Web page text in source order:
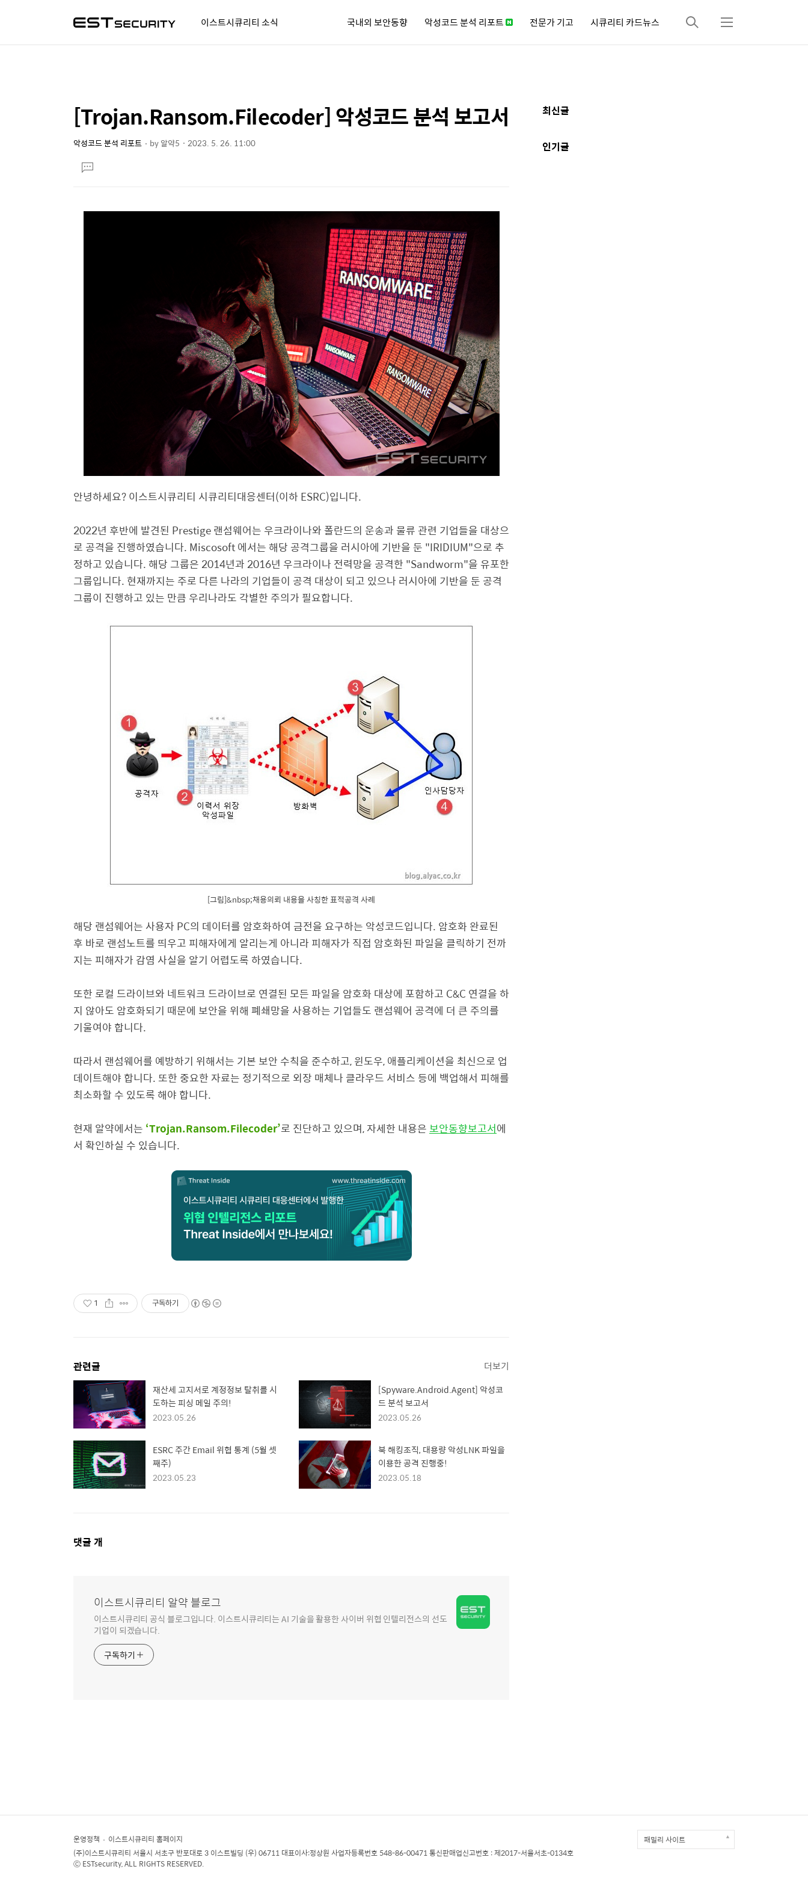
이스트시큐리티 소식 국내외 보안동향 악성코드 분석 리포트 전문가 기고 시큐리티 카드뉴스
검
메
상
세
컨
텐
본
문
제
[Trojan.Ransom.Filecoder] 악성코드 분석 보고서
악성코드 분석 리포트 by알약5 2023. 5. 26. 11:00
문댓
글
안녕하세요? 이스트시큐리티 시큐리티대응센터(이하 ESRC)입니다.
2022년 후반에 발견된 Prestige랜섬웨어는 우크라이나와 폴란드의 운송과 물류 관련 기업들을 대상으
로 공격을 진행하였습니다. Miscosoft에서는 해당 공격그룹을 러시아에 기반을 둔 "IRIDIUM"으로 추
정하고 있습니다. 해당 그룹은 2014년과 2016년 우크라이나 전력망을 공격한 "Sandworm"을 유포한
그룹입니다. 현재까지는 주로 다른 나라의 기업들이 공격 대상이 되고 있으나 러시아에 기반을 둔 공격
그룹이 진행하고 있는 만큼 우리나라도 각별한 주의가 필요합니다.
[그림]&nbsp;채용의뢰 내용을 사칭한 표적공격 사례
해당 랜섬웨어는 사용자 PC의 데이터를 암호화하여 금전을 요구하는 악성코드입니다. 암호화 완료된
후 바로 랜섬노트를 띄우고 피해자에게 알리는게 아니라 피해자가 직접 암호화된 파일을 클릭하기 전까
지는 피해자가 감염 사실을 알기 어렵도록 하였습니다.
또한 로컬 드라이브와 네트워크 드라이브로 연결된 모든 파일을 암호화 대상에 포함하고 C&C 연결을 하
지 않아도 암호화되기 때문에 보안을 위해 폐쇄망을 사용하는 기업들도 랜섬웨어 공격에 더 큰 주의를
기울여야 합니다.
따라서 랜섬웨어를 예방하기 위해서는 기본 보안 수칙을 준수하고, 윈도우, 애플리케이션을 최신으로 업
데이트해야 합니다. 또한 중요한 자료는 정기적으로 외장 매체나 클라우드 서비스 등에 백업해서 피해를
최소화할 수 있도록 해야 합니다.
현재 알약에서는 ‘Trojan.Ransom.Filecoder’로 진단하고 있으며,자세한 내용은 보안동향보고서에
서 확인하실 수 있습니다.
1 구독하기
관련글 더보기
재산세 고지서로 계정정보 탈취를 시
도하는 피싱 메일 주의!
2023.05.26
[Spyware.Android.Agent] 악성코
드 분석 보고서
2023.05.26
ESRC 주간 Email 위협 통계 (5월 셋
째주)
2023.05.23
북 해킹조직, 대용량 악성LNK 파일을
이용한 공격 진행중!
2023.05.18
댓
댓글 개
이스트시큐리티 알약 블로그
이스트시큐리티 공식 블로그입니다. 이스트시큐리티는 AI 기술을 활용한 사이버 위협 인텔리전스의 선도
기업이 되겠습니다.
구독하기
추
정
최신글
인기글
운영정책
이스트시큐리티 홈페이지
(주)이스트시큐리티 서울시 서초구 반포대로 3 이스트빌딩 (우) 06711 대표이사:정상원 사업자등록번호 548-86-00471 통신판매업신고번호 : 제2017-서울서초-0134호
Ⓒ ESTsecurity, ALL RIGHTS RESERVED.
패밀리 사이트 ▲